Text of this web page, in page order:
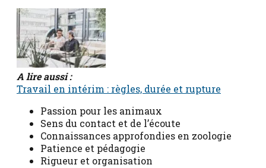
A lire aussi :
Travail en intérim : règles, durée et rupture
Passion pour les animaux
Sens du contact et de l’écoute
Connaissances approfondies en zoologie
Patience et pédagogie
Rigueur et organisation